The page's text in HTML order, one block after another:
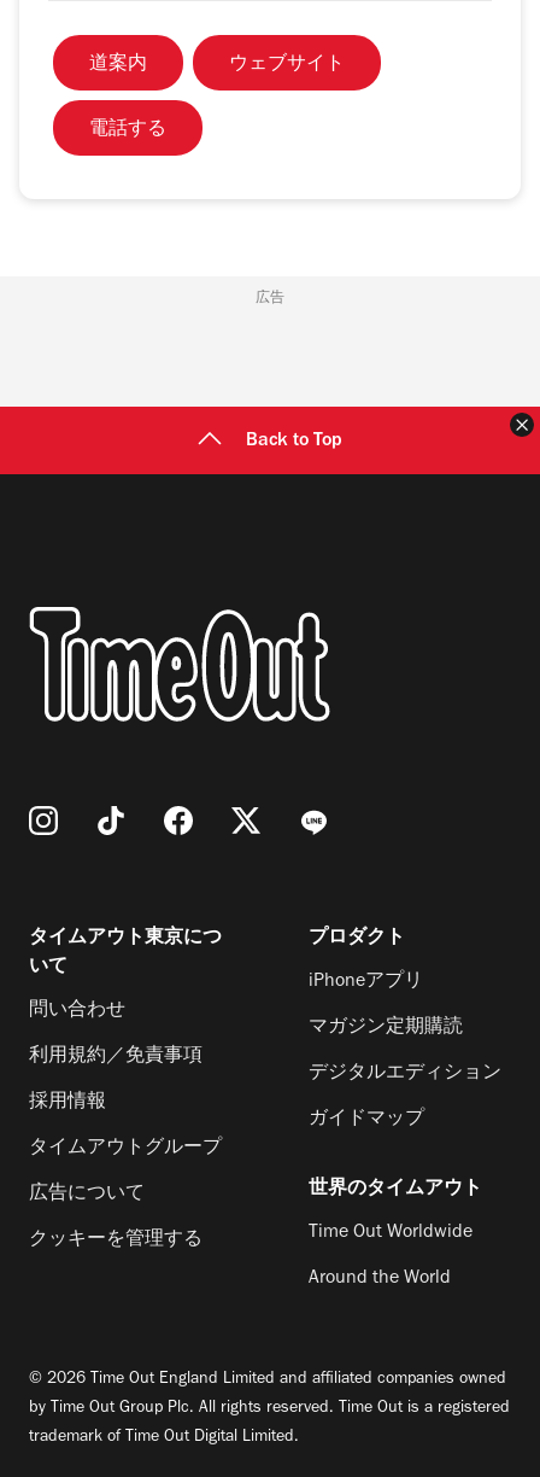
道案内 ウェブサイト
電話する
広告
Back to Top
タイムアウト東京につ
いて
問い合わせ
利用規約／免責事項
採用情報
タイムアウトグループ
広告について
クッキーを管理する
プロダクト
iPhoneアプリ
マガジン定期購読
デジタルエディション
ガイドマップ
世界のタイムアウト
Time Out Worldwide
Around the World
© 2026 Time Out England Limited and affiliated companies owned
by Time Out Group Plc. All rights reserved. Time Out is a registered
trademark of Time Out Digital Limited.